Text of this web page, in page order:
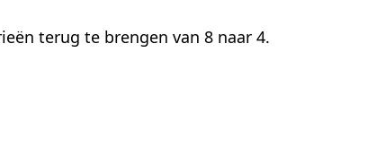
terug te brengen van 8 naar 4.